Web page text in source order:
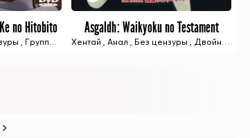
проникновение, Изнасилование,Секс игрушки
4 ИЗ 4 СЕРИЙ
no Hitobito
, Групповой секс ,Двойное проникновение,Измена
3 ИЗ 3 СЕРИЙ
Asgaldh: Waikyoku no Testament
Хентай ,Анал , Без цензуры , Двойное проникновение